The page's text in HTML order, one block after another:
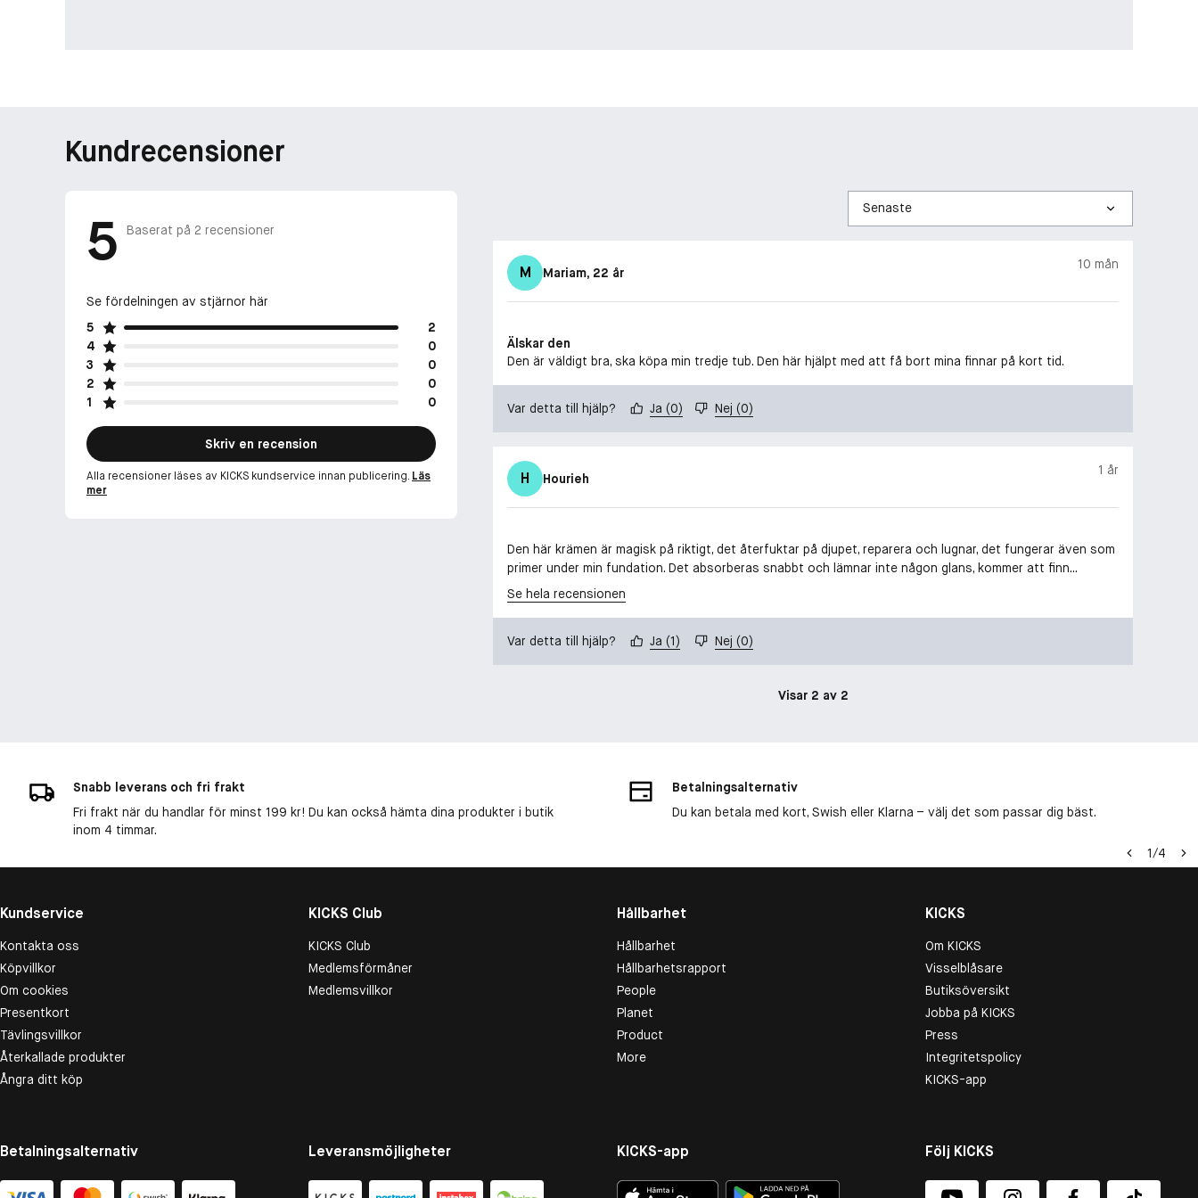
Kundrecensioner
5 Baserat på 2 recensioner
Se fördelningen av stjärnor här
5
2
4
0
3
0
2
0
1
0
Skriv en recension
Alla recensioner läses av KICKS kundservice innan publicering. Läs
mer
Sortera
efter
M Mariam, 22 år
10 mån
Älskar den
Den är väldigt bra, ska köpa min tredje tub. Den här hjälpt med att få bort mina finnar på kort tid.
Var detta till hjälp? Ja (0) Nej (0)
H Hourieh
1 år
Den här krämen är magisk på riktigt, det återfuktar på djupet, reparera och lugnar, det fungerar även som
primer under min fundation. Det absorberas snabbt och lämnar inte någon glans, kommer att finn...
Se hela recensionen
Var detta till hjälp? Ja (1) Nej (0)
Visar 2 av 2
Snabb leverans och fri frakt
Fri frakt när du handlar för minst 199 kr! Du kan också hämta dina produkter i butik
inom 4 timmar.
Betalningsalternativ
Du kan betala med kort, Swish eller Klarna – välj det som passar dig bäst.
1/4
Kundservice
Kontakta oss
Köpvillkor
Om cookies
Presentkort
Tävlingsvillkor
Återkallade produkter
Ångra ditt köp
KICKS Club
KICKS Club
Medlemsförmåner
Medlemsvillkor
Hållbarhet
Hållbarhet
Hållbarhetsrapport
People
Planet
Product
More
KICKS
Om KICKS
Visselblåsare
Butiksöversikt
Jobba på KICKS
Press
Integritetspolicy
KICKS-app
Betalningsalternativ Leveransmöjligheter KICKS-app Följ KICKS